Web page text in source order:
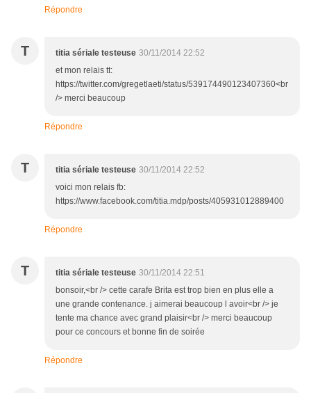
Répondre
T titia sériale testeuse 30/11/2014 22:52
et mon relais tt:
https://twitter.com/gregetlaeti/status/539174490123407360<br
/> merci beaucoup
Répondre
T titia sériale testeuse 30/11/2014 22:52
voici mon relais fb:
https://www.facebook.com/titia.mdp/posts/405931012889400
Répondre
T titia sériale testeuse 30/11/2014 22:51
bonsoir,<br /> cette carafe Brita est trop bien en plus elle a
une grande contenance. j aimerai beaucoup l avoir<br /> je
tente ma chance avec grand plaisir<br /> merci beaucoup
pour ce concours et bonne fin de soirée
Répondre